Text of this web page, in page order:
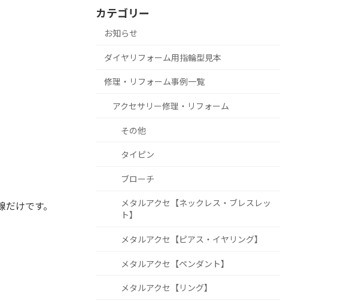
けです。
カテゴリー
お知らせ
ダイヤリフォーム用指輪型見本
修理・リフォーム事例一覧
アクセサリー修理・リフォーム
その他
タイピン
ブローチ
メタルアクセ【ネックレス・ブレスレッ
ト】
メタルアクセ【ピアス・イヤリング】
メタルアクセ【ペンダント】
メタルアクセ【リング】